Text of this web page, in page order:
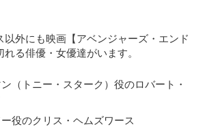
以外にも映画【アベンジャーズ・エンド
る俳優・女優達がいます。
（トニー・スターク）役のロバート・
役のクリス・ヘムズワース